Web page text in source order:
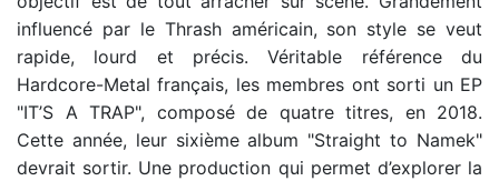
influencé par le Thrash américain, son style se veut
rapide, lourd et précis. Véritable référence du
Hardcore-Metal français, les membres ont sorti un EP
"IT’S A TRAP", composé de quatre titres, en 2018.
Cette année, leur sixième album "Straight to Namek"
devrait sortir. Une production qui permet d’explorer la